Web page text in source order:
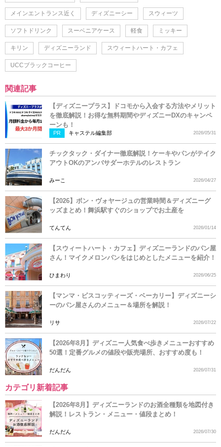
メインエントランス近く ディズニーシー スウィーツ
ソフトドリンク スーベニアケース 軽食 ミッキー
キリン ディズニーランド スウィートハート・カフェ
UCCブラックコーヒー
関連記事
【ディズニープラス】ドコモから入会する方法やメリット
を徹底解説！お得な無料期間やディズニーDXのキャンペ
ーンも！
PR キャステル編集部 2026/05/31
チックタック・ダイナー徹底解説！ケーキやパンがテイク
アウトOKのアンバサダーホテルのレストラン
みーこ 2026/04/27
【2026】ボン・ヴォヤージュの営業時間＆ディズニーグ
ッズまとめ！舞浜駅すぐのショップでお土産を
てんてん 2026/01/14
【スウィートハート・カフェ】ディズニーランドのパン屋
さん！マイクメロンパンをはじめとしたメニューを紹介！
ひまわり 2026/06/25
【マンマ・ビスコッティーズ・ベーカリー】ディズニーシ
ーのパン屋さんのメニュー＆場所を解説！
リサ 2026/07/22
【2026年8月】ディズニー人気食べ歩きメニューおすすめ
50選！定番グルメの値段や販売場所、おすすめ度も！
だんだん 2026/07/31
カテゴリ新着記事
【2026年8月】ディズニーランドのお酒全種類を地図付き
解説！レストラン・メニュー・値段まとめ！
だんだん 2026/07/30